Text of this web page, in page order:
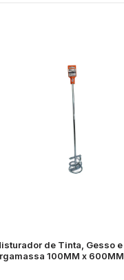
de Tinta, Gesso e
100MM x 600MM